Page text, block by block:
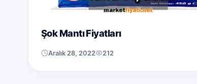
Şok Mantı Fiyatları
Aralık 28, 2022 212